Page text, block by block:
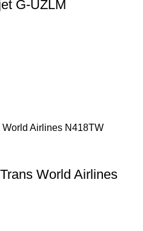
G-UZLM
World Airlines